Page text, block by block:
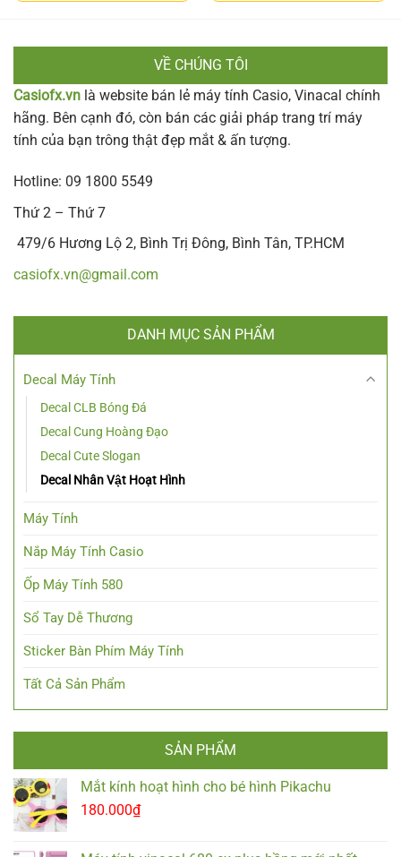
VỀ CHÚNG TÔI
Casiofx.vn là website bán lẻ máy tính Casio, Vinacal chính
hãng. Bên cạnh đó, còn bán các giải pháp trang trí máy
tính của bạn trông thật đẹp mắt & ấn tượng.
Hotline: 09 1800 5549
Thứ 2 – Thứ 7
479/6 Hương Lộ 2, Bình Trị Đông, Bình Tân, TP.HCM
casiofx.vn@gmail.com
DANH MỤC SẢN PHẨM
Decal Máy Tính
Decal CLB Bóng Đá
Decal Cung Hoàng Đạo
Decal Cute Slogan
Decal Nhân Vật Hoạt Hình
Máy Tính
Nắp Máy Tính Casio
Ốp Máy Tính 580
Sổ Tay Dễ Thương
Sticker Bàn Phím Máy Tính
Tất Cả Sản Phẩm
SẢN PHẨM
Mắt kính hoạt hình cho bé hình Pikachu
180.000₫